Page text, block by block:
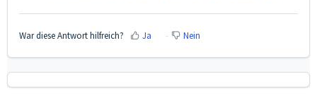
War diese Antwort hilfreich? Ja Nein